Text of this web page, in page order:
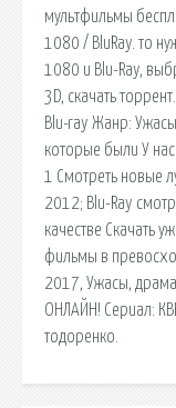
мультфильмы
1080 / BluRay. то
1080 и Blu-Ray,
3D, скачать
Blu-ray Жанр:
которые были У
1 Смотреть новые
2012; Blu-Ray
качестве Скачать
фильмы в
2017, Ужасы,
ОНЛАЙН! Сериал:
тодоренко.